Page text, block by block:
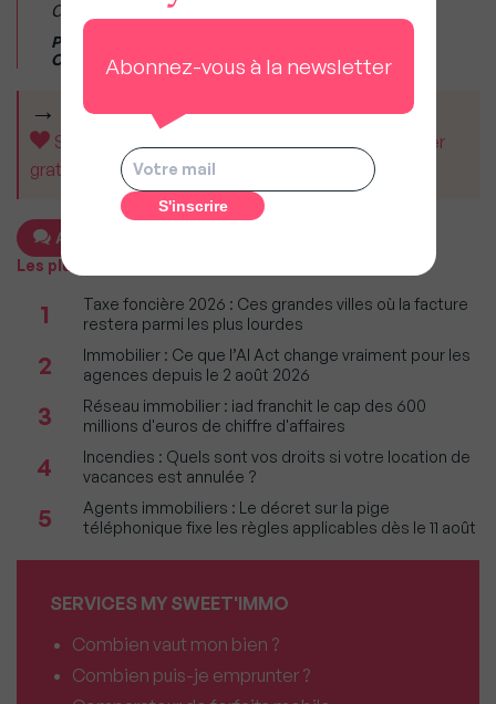
durées plus longues.»
Philippe Taboret, Directeur Général Adjoint de
Cafpi.
CET ARTICLE VOUS A AIDÉ ?
Soutenez MySweetImmo et aidez-nous à rester
gratuit pour tous.
Ajouter un commentaire
Les plus populaires
1
Taxe foncière 2026 : Ces grandes villes où la facture
restera parmi les plus lourdes
2
Immobilier : Ce que l’AI Act change vraiment pour les
agences depuis le 2 août 2026
3
Réseau immobilier : iad franchit le cap des 600
millions d'euros de chiffre d'affaires
4
Incendies : Quels sont vos droits si votre location de
vacances est annulée ?
5
Agents immobiliers : Le décret sur la pige
téléphonique fixe les règles applicables dès le 11 août
SERVICES MY SWEET'IMMO
Combien vaut mon bien ?
Combien puis-je emprunter ?
Abonnez-vous à la newsletter